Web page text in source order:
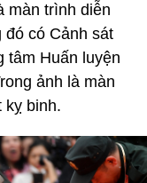
màn trình diễn
có Cảnh sát
tâm Huấn luyện
ảnh là màn
kỵ binh.